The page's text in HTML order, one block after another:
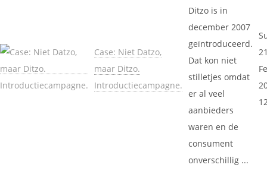
Case: Niet Datzo,
maar Ditzo.
Introductiecampagne.
Ditzo is in
december 2007
geïntroduceerd.
Dat kon niet
stilletjes omdat
er al veel
aanbieders
waren en de
consument
onverschillig ...